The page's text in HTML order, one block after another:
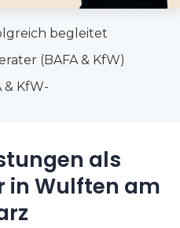
begleitet
(BAFA & KfW)
& KfW-
als
in Wulften am